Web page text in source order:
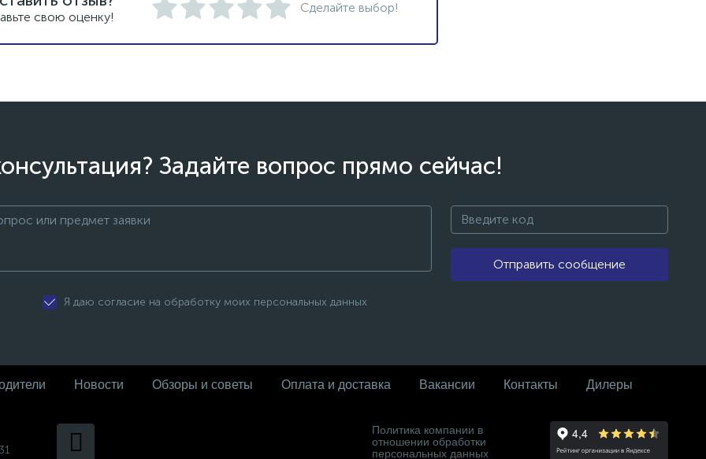
свою оценку!
Сделайте выбор!
Задайте вопрос прямо сейчас!
Отправить сообщение
Я даю согласие на обработку моих персональных данных
Новости Обзоры и советы Оплата и доставка Вакансии Контакты Дилеры
Политика компании в
отношении обработки
персональных данных